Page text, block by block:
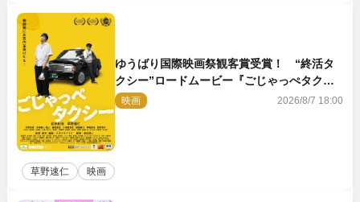
ゆうばり国際映画祭観客賞受賞！ “終活タ
クシー”ロードムービー『ごじゃっぺタクシ
ー』10月公開＆予告解禁
映画 2026/8/7 18:00
草野速仁 映画